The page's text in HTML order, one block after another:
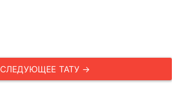
СЛЕДУЮЩЕЕ ТАТУ →